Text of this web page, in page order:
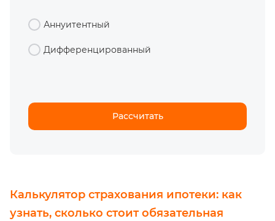
Аннуитентный
Дифференцированный
Калькулятор страхования ипотеки: как
узнать, сколько стоит обязательная